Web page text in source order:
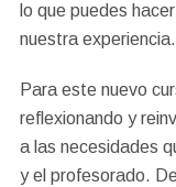
lo que puedes
nuestra experiencia.
Para este nuevo
reflexionando y
a las necesidades
y el profesorado.